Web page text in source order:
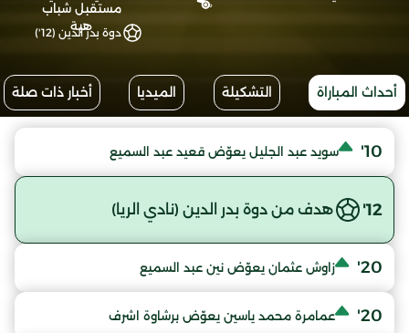
مستقبل شباب
هبة
دوة بدر الدين (12')
أحداث المباراة التشكيلة الميديا أخبار ذات صلة
10' سويد عبد الجليل يعوّض قعيد عبد السميع
12' هدف من دوة بدر الدين (نادي الريا)
20' زاوش عثمان يعوّض نين عبد السميع
20' عمامرة محمد ياسين يعوّض برشاوة اشرف